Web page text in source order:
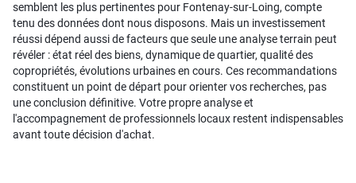
semblent les plus pertinentes pour Fontenay-sur-Loing, compte
tenu des données dont nous disposons. Mais un investissement
réussi dépend aussi de facteurs que seule une analyse terrain peut
révéler : état réel des biens, dynamique de quartier, qualité des
copropriétés, évolutions urbaines en cours. Ces recommandations
constituent un point de départ pour orienter vos recherches, pas
une conclusion définitive. Votre propre analyse et
l'accompagnement de professionnels locaux restent indispensables
avant toute décision d'achat.